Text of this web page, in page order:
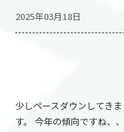
2025年03月18日
少しペースダウンしてき
す。 今年の傾向ですね、、